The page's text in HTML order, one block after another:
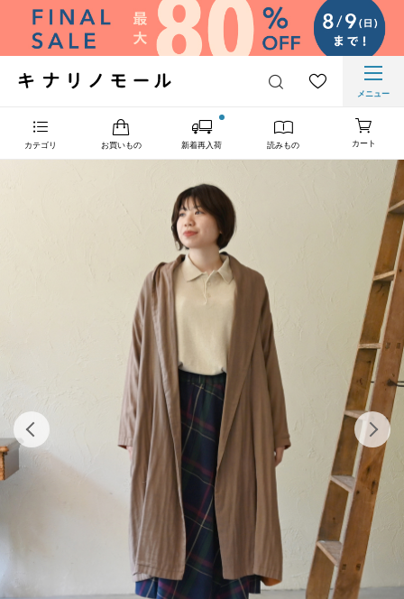
メニュー
カテゴリ お買いもの 新着再入荷 読みもの カート